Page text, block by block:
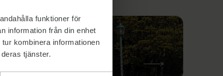
funktioner för
information från din enhet
kombinera informationen
tjänster.